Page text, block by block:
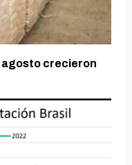
crecieron